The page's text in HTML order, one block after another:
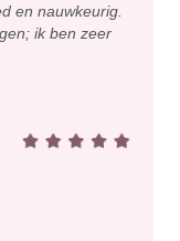
en nauwkeurig.
ik ben zeer